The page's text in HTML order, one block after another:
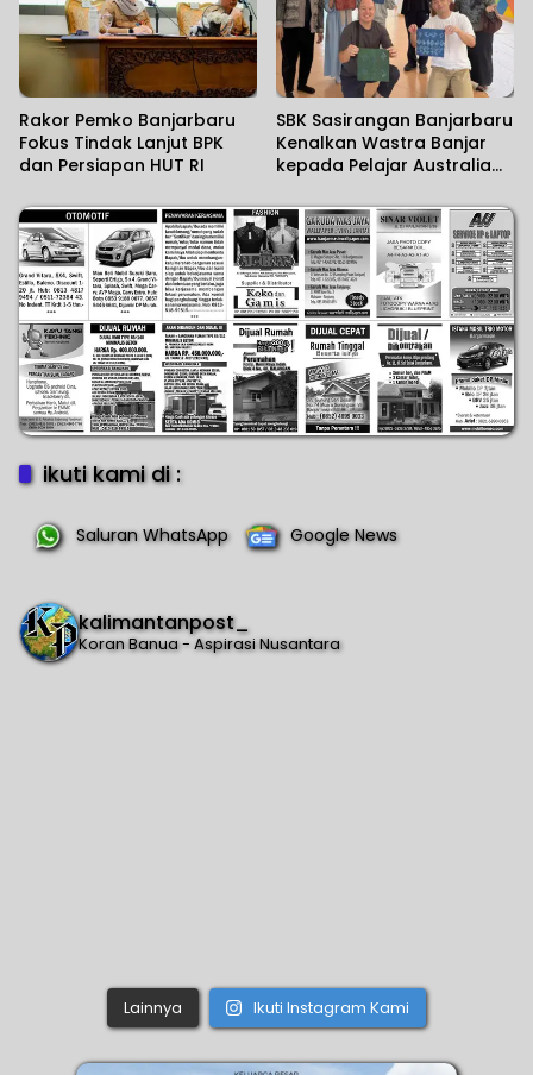
Rakor Pemko Banjarbaru
Fokus Tindak Lanjut BPK
dan Persiapan HUT RI
SBK Sasirangan Banjarbaru
Kenalkan Wastra Banjar
kepada Pelajar Australia
ikuti kami di :
Saluran WhatsApp Google News
kalimantanpost_
Koran Banua - Aspirasi Nusantara
Lainnya Ikuti Instagram Kami